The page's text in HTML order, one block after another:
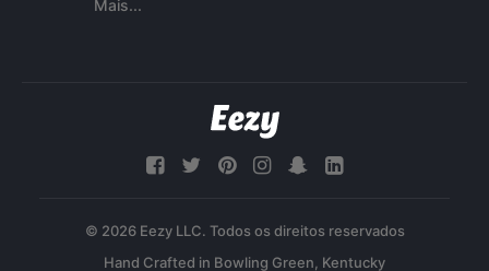
Mais...
© 2026 Eezy LLC. Todos os direitos reservados